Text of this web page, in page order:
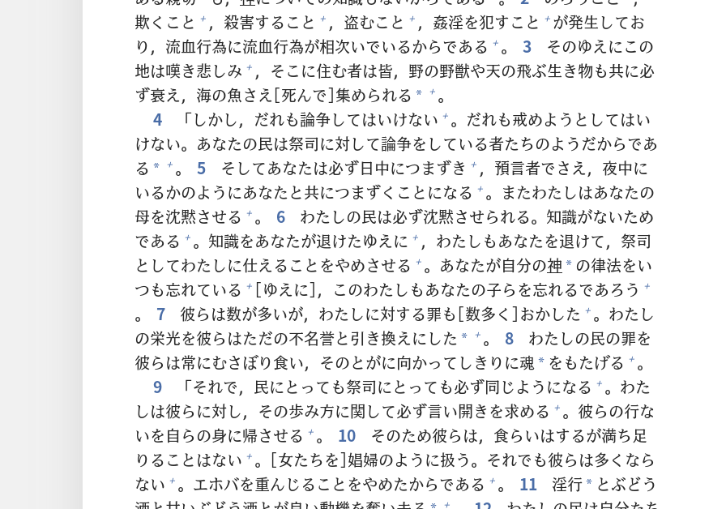
欺くこと + ， 殺害すること + ， 盗むこと + ， 姦淫を犯すこと + が発生してお
り， 流血行為に流血行為が相次いでいるからである + 。 3
そのゆえにこの
地は嘆き悲しみ + ，そこに住む者は皆， 野の野獣や天の飛ぶ生き物も共に必
ず衰え， 海の魚さえ[死んで]集められる * + 。
4
「しかし，だれも論争してはいけない + 。だれも戒めようとしてはい
けない。あなたの民は祭司に対して論争をしている者たちのようだからであ
る * + 。 5 そしてあなたは必ず日中につまずき + ， 預言者でさえ， 夜中に
いるかのようにあなたと共につまずくことになる + 。またわたしはあなたの
母を沈黙させる + 。 6 わたしの民は必ず沈黙させられる。 知識がないため
である + 。 知識をあなたが退けたゆえに + ，わたしもあなたを退けて， 祭司
としてわたしに仕えることをやめさせる + 。あなたが自分の神 * の律法をい
つも忘れている + [ゆえに]，このわたしもあなたの子らを忘れるであろう +
。 7 彼らは数が多いが，わたしに対する罪も[数多く]おかした + 。わたし
の栄光を彼らはただの不名誉と引き換えにした * + 。 8 わたしの民の罪を
彼らは常にむさぼり食い，そのとがに向かってしきりに魂* をもたげる + 。
9
「それで， 民にとっても祭司にとっても必ず同じようになる + 。わた
しは彼らに対し，その歩み方に関して必ず言い開きを求める + 。 彼らの行な
いを自らの身に帰させる + 。 10 そのため彼らは， 食らいはするが満ち足
りることはない + 。[女たちを]娼婦のように扱う。それでも彼らは多くなら
ない + 。エホバを重んじることをやめたからである + 。 11 淫行* とぶどう
+